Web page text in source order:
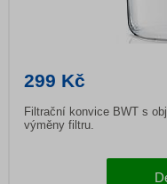
299 Kč
Filtrační konvice BWT s
výměny filtru.